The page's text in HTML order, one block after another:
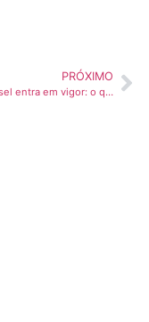
PRÓXIMO
MP do diesel entra em vigor: o que muda para transportadoras e como isso afeta o frete